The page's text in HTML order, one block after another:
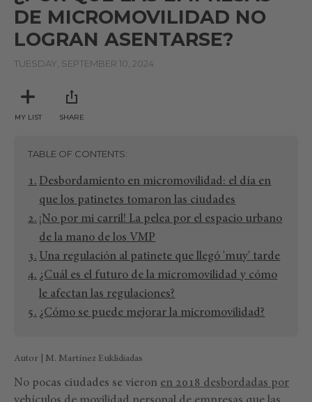
DE MICROMOVILIDAD NO
LOGRAN ASENTARSE?
TUESDAY, SEPTEMBER 10, 2024
MY LIST SHARE
TABLE OF CONTENTS
Desbordamiento en micromovilidad: el día en
que los patinetes tomaron las ciudades
¡No por mi carril! La pelea por el espacio urbano
de la mano de los VMP
Una regulación al patinete que llegó 'muy' tarde
¿Cuál es el futuro de la micromovilidad y cómo
le afectan las regulaciones?
¿Cómo se puede mejorar la micromovilidad?
Autor | M. Martínez Euklidiadas
No pocas ciudades se vieron en 2018 desbordadas por